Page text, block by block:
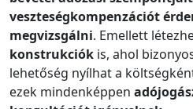
veszteségkompenzációt
megvizsgálni. Emellett
konstrukciók is, ahol
lehetőség nyílhat a
ezek mindenképpen